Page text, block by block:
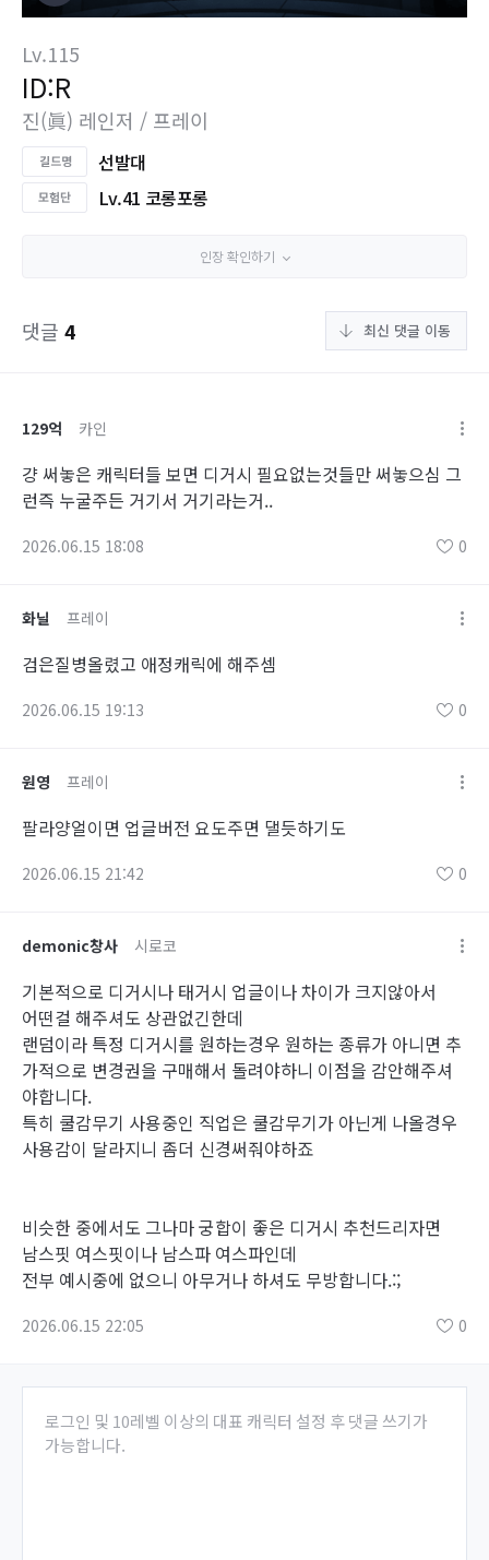
Lv.115
ID:R
진(眞) 레인저 / 프레이
선발대
Lv.41 코롱포롱
인장 확인하기
댓글 4 최신 댓글 이동
129억 카인
걍 써놓은 캐릭터들 보면 디거시 필요없는것들만 써놓으심 그
런즉 누굴주든 거기서 거기라는거..
2026.06.15 18:08 0
화닐 프레이
검은질병올렸고 애정캐릭에 해주셈
2026.06.15 19:13 0
원영 프레이
팔라양얼이면 업글버전 요도주면 댈듯하기도
2026.06.15 21:42 0
demonic창사 시로코
기본적으로 디거시나 태거시 업글이나 차이가 크지않아서
어떤걸 해주셔도 상관없긴한데
랜덤이라 특정 디거시를 원하는경우 원하는 종류가 아니면 추
가적으로 변경권을 구매해서 돌려야하니 이점을 감안해주셔
야합니다.
특히 쿨감무기 사용중인 직업은 쿨감무기가 아닌게 나올경우
사용감이 달라지니 좀더 신경써줘야하죠
비슷한 중에서도 그나마 궁합이 좋은 디거시 추천드리자면
남스핏 여스핏이나 남스파 여스파인데
전부 예시중에 없으니 아무거나 하셔도 무방합니다.:;
2026.06.15 22:05 0
로그인 및 10레벨 이상의 대표 캐릭터 설정 후 댓글 쓰기가
가능합니다.